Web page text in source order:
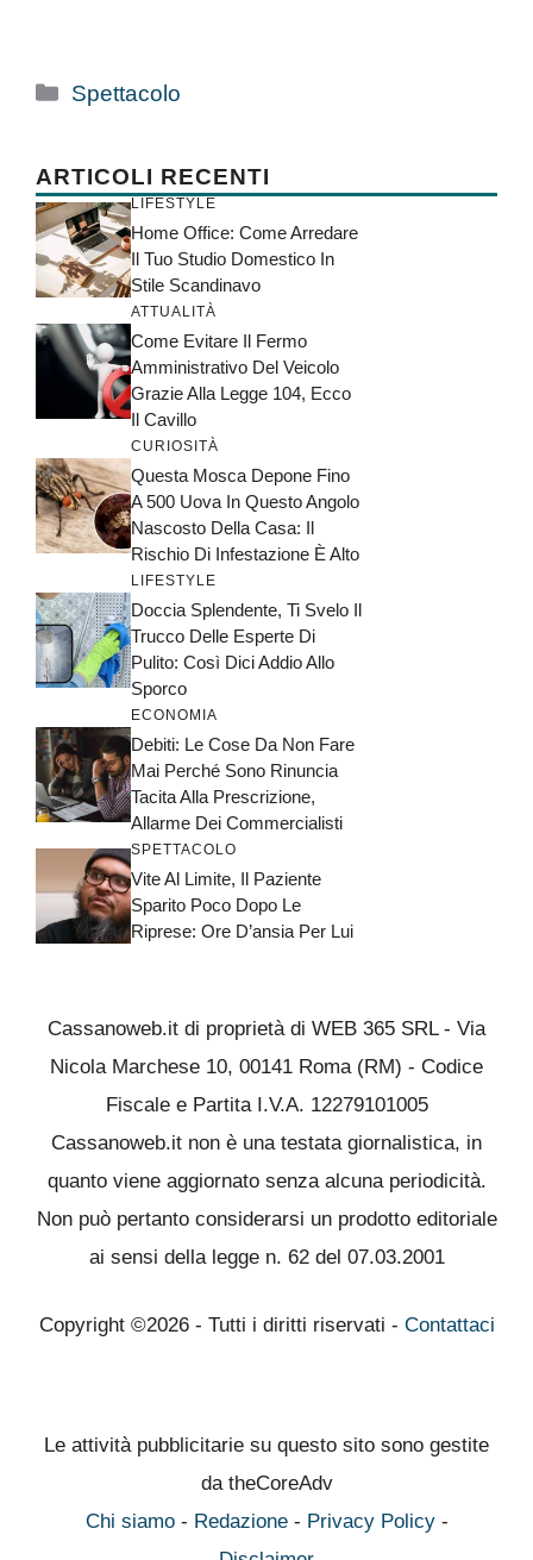
Categorie
Spettacolo
ARTICOLI RECENTI
LIFESTYLE
Home Office: Come Arredare
Il Tuo Studio Domestico In
Stile Scandinavo
ATTUALITÀ
Come Evitare Il Fermo
Amministrativo Del Veicolo
Grazie Alla Legge 104, Ecco
Il Cavillo
CURIOSITÀ
Questa Mosca Depone Fino
A 500 Uova In Questo Angolo
Nascosto Della Casa: Il
Rischio Di Infestazione È Alto
LIFESTYLE
Doccia Splendente, Ti Svelo Il
Trucco Delle Esperte Di
Pulito: Così Dici Addio Allo
Sporco
ECONOMIA
Debiti: Le Cose Da Non Fare
Mai Perché Sono Rinuncia
Tacita Alla Prescrizione,
Allarme Dei Commercialisti
SPETTACOLO
Vite Al Limite, Il Paziente
Sparito Poco Dopo Le
Riprese: Ore D’ansia Per Lui
Cassanoweb.it di proprietà di WEB 365 SRL - Via
Nicola Marchese 10, 00141 Roma (RM) - Codice
Fiscale e Partita I.V.A. 12279101005
Cassanoweb.it non è una testata giornalistica, in
quanto viene aggiornato senza alcuna periodicità.
Non può pertanto considerarsi un prodotto editoriale
ai sensi della legge n. 62 del 07.03.2001
Copyright ©2026 - Tutti i diritti riservati - Contattaci
Le attività pubblicitarie su questo sito sono gestite
da theCoreAdv
Chi siamo- Redazione- Privacy Policy-